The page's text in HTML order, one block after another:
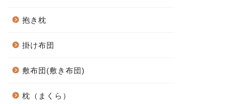
抱き枕
掛け布団
敷布団(敷き布団)
枕（まくら）